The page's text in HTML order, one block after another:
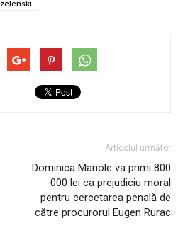
zelenski
Articolul următor
Dominica Manole va primi 800
000 lei ca prejudiciu moral
pentru cercetarea penală de
către procurorul Eugen Rurac